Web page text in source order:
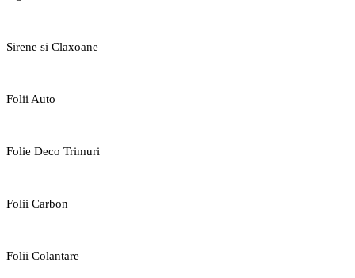
Sirene si Claxoane
Folii Auto
Folie Deco Trimuri
Folii Carbon
Folii Colantare